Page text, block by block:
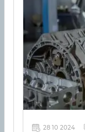
28 10 2024